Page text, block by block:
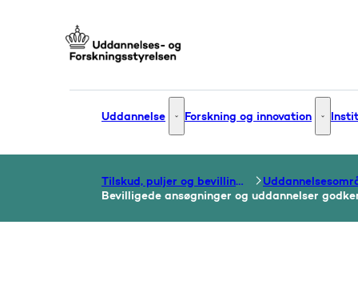
Uddannelse Uddannelse - Flere links
Forskning og innovation
Tilskud, puljer og bevillinger
Bevilligede ansøgninger og uddannelser